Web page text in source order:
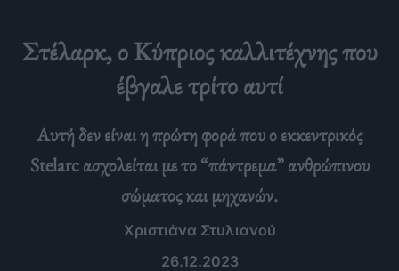
Στέλαρκ, ο Κύπριος καλλιτέχνης που
έβγαλε τρίτο αυτί
Αυτή δεν είναι η πρώτη φορά που ο εκκεντρικός
Stelarc ασχολείται με το “πάντρεμα” ανθρώπινου
σώματος και μηχανών.
Χριστιάνα Στυλιανού
26.12.2023